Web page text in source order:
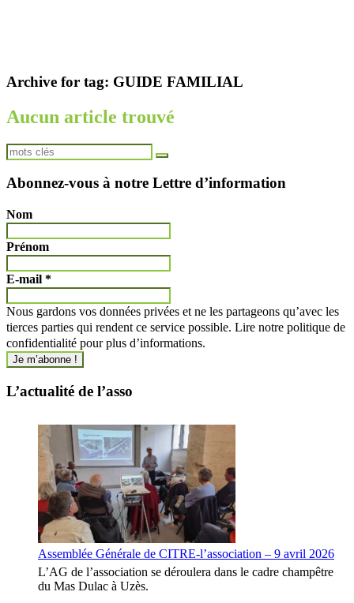
Archive for tag: GUIDE FAMILIAL
Aucun article trouvé
Abonnez-vous à notre Lettre d’information
Nom
Prénom
E-mail *
Nous gardons vos données privées et ne les partageons qu’avec les
tierces parties qui rendent ce service possible. Lire notre politique de
confidentialité pour plus d’informations.
L’actualité de l’asso
Assemblée Générale de CITRE-l’association – 9 avril 2026
L’AG de l’association se déroulera dans le cadre champêtre
du Mas Dulac à Uzès.